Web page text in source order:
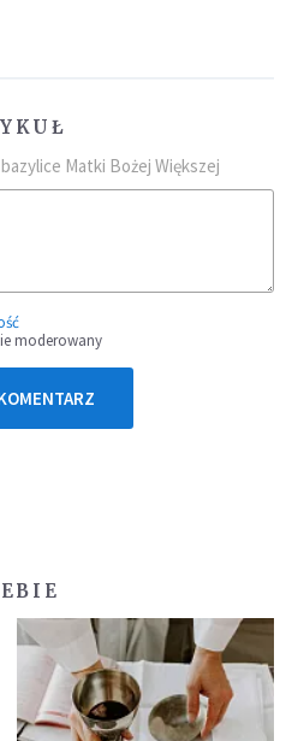
Matki Bożej Większej
moderowany